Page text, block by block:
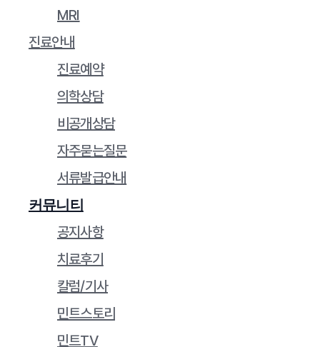
MRI
진료안내
진료예약
의학상담
비공개상담
자주묻는질문
서류발급안내
커뮤니티
공지사항
치료후기
칼럼/기사
민트스토리
민트TV